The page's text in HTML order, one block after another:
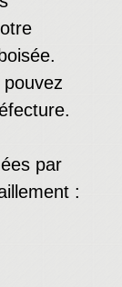
pouvez
par
: